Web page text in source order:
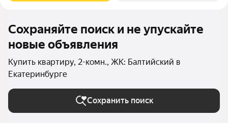
Сохраняйте поиск и не упускайте
новые объявления
Купить квартиру, 2-комн., ЖК: Балтийский в
Екатеринбурге
Сохранить поиск